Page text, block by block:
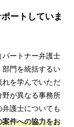
ートしていま
ートナー弁護士
門を統括するい
を学んでいただ
が異なる事務所
護士についても
件への協力をお